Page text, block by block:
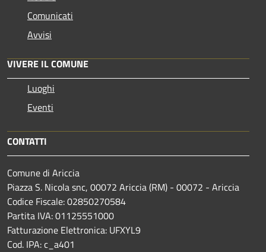
Comunicati
Avvisi
VIVERE IL COMUNE
Luoghi
Eventi
CONTATTI
Comune di Ariccia
Piazza S. Nicola snc, 00072 Ariccia (RM) - 00072 - Ariccia
Codice Fiscale: 02850270584
Partita IVA: 01125551000
Fatturazione Elettronica: UFXYL9
Cod. IPA: c_a401